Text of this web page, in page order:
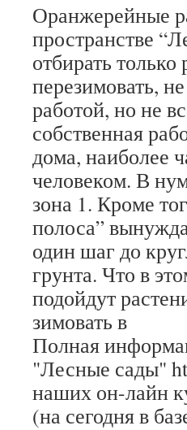
Оранжерейные
пространстве
отбирать
перезимовать,
работой, но не
собственная
дома, наиболее
человеком. В
зона 1. Кроме
полоса”
один шаг до
грунта. Что в
подойдут
зимовать в
Полная
"Лесные сады"
наших он-лайн
(на сегодня в